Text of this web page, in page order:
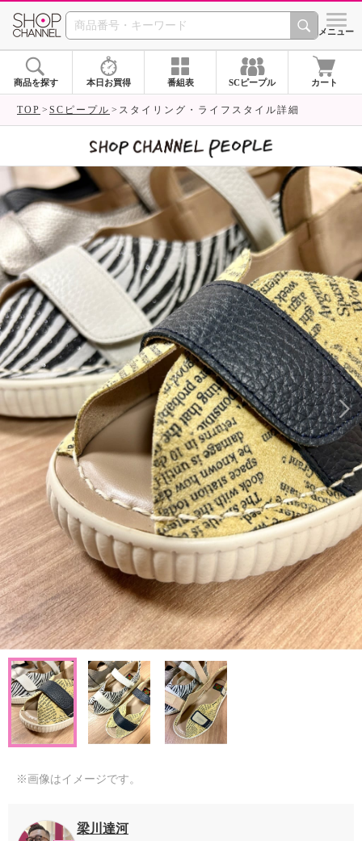
SHOP CHANNEL シメニュー
商品を探す 本日お買得 番組表 SCピープル カート
TOP SCピープル スタイリング・ライフスタイル詳細
※画像はイメージです。
梁川達河